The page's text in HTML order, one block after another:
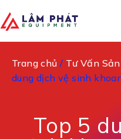
Trang chủ / Tư Vấn
dung dịch vệ sinh
Top 5